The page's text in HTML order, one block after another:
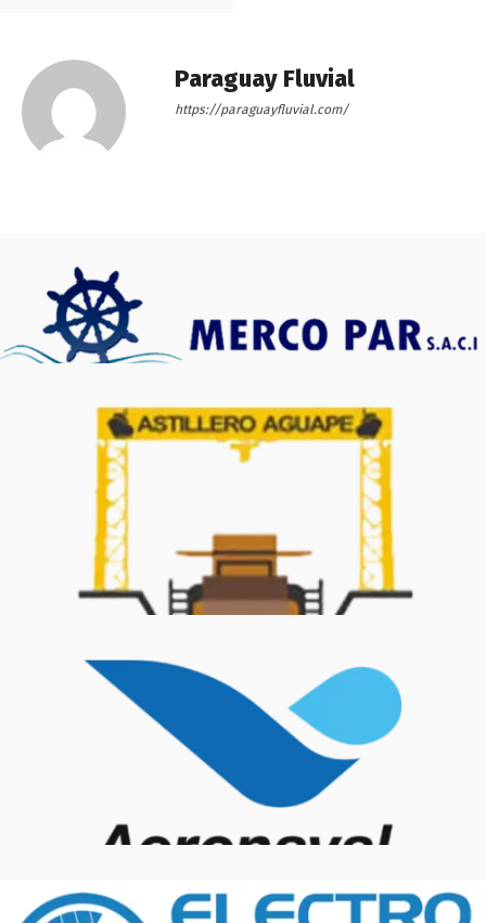
Paraguay Fluvial
https://paraguayfluvial.com/